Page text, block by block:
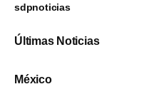
sdpnoticias
Últimas Noticias
México